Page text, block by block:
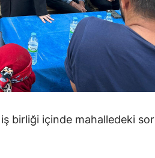
birliği içinde mahalledeki